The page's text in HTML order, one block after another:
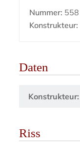
Nummer: 558
Konstrukteur:
Daten
Konstrukteur:
Riss